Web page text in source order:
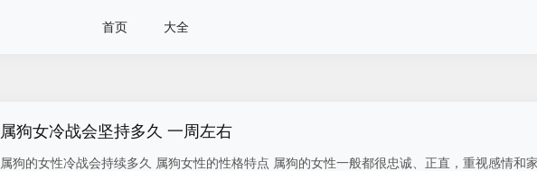
首页 大全
属狗女冷战会坚持多久 一周左右
属狗的女性冷战会持续多久 属狗女性的性格特点 属狗的女性一般都很忠诚、正直，重视感情和